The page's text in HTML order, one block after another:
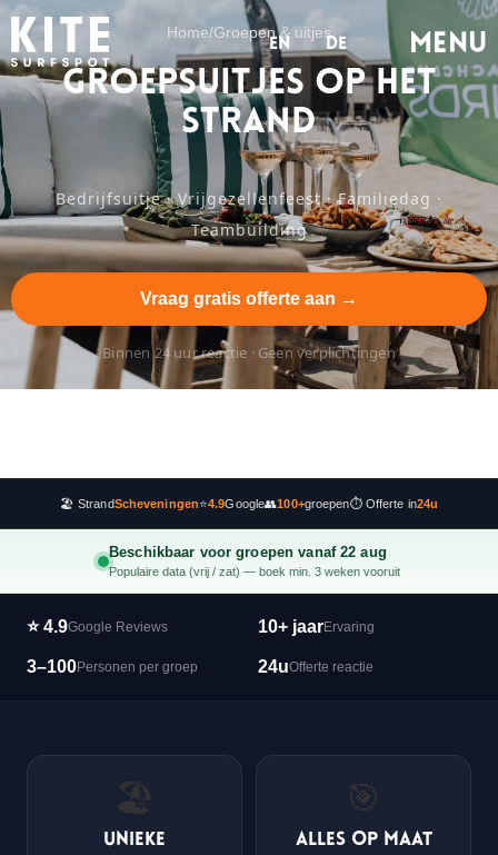
en de MENu
Home/Groepen & uitjes
Groepsuitjes op het
strand
Bedrijfsuitje · Vrijgezellenfeest · Familiedag ·
Teambuilding
Vraag gratis offerte aan →
Binnen 24 uur reactie · Geen verplichtingen
🏖️ StrandScheveningen⭐4.9Google👥100+groepen⏱️ Offerte in24u
Beschikbaar voor groepen vanaf 22 aug
Populaire data (vrij / zat) — boek min. 3 weken vooruit
⭐ 4.9Google Reviews 10+ jaarErvaring
3–100Personen per groep 24uOfferte reactie
🏖️
Unieke
🎯
Alles op maat